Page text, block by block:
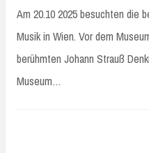
Am 20.10 2025 besuchten die
Musik in Wien. Vor dem
berühmten Johann Strauß
Museum…